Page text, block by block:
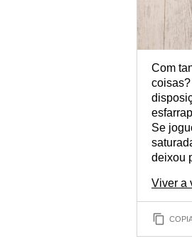
Com
Se
deixou
Viver a